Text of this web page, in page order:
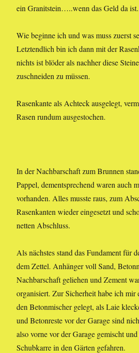
ein Granitstein…..wenn das Geld da ist.
Wie beginne ich und was muss zuerst
Letztendlich bin ich dann mit der
nichts ist blöder als nachher diese
zuschneiden zu müssen.
Rasenkante als Achteck ausgelegt,
Rasen rundum ausgestochen.
In der Nachbarschaft zum Brunnen
Pappel, dementsprechend waren auch
vorhanden. Alles musste raus, zum
Rasenkanten wieder eingesetzt und
netten Abschluss.
Als nächstes stand das Fundament für
dem Zettel. Anhänger voll Sand,
Nachbarschaft geliehen und Zement
organisiert. Zur Sicherheit habe ich mir
den Betonmischer gelegt, als Laie
und Betonreste vor der Garage sind
also vorne vor der Garage gemischt
Schubkarre in den Gärten gefahren.